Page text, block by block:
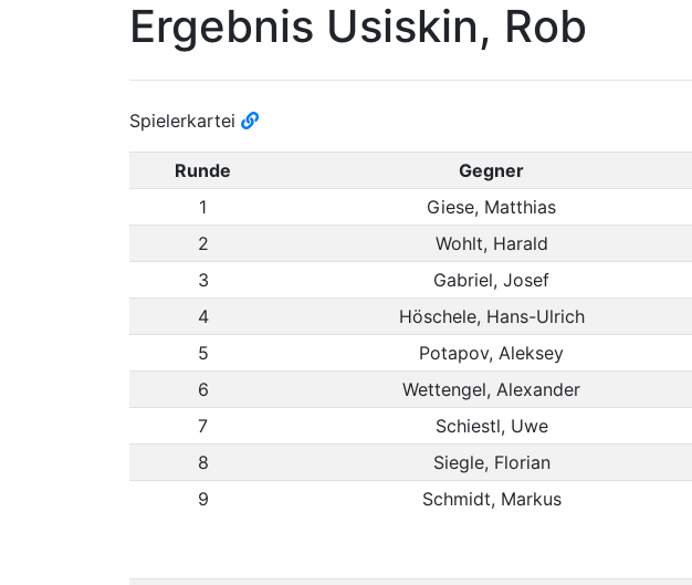
Ergebnis Usiskin, Rob
Spielerkartei
Runde Gegner
1
Giese, Matthias
2
Wohlt, Harald
3
Gabriel, Josef
4
Höschele, Hans-Ulrich
5
Potapov, Aleksey
6
Wettengel, Alexander
7
Schiestl, Uwe
8
Siegle, Florian
9
Schmidt, Markus